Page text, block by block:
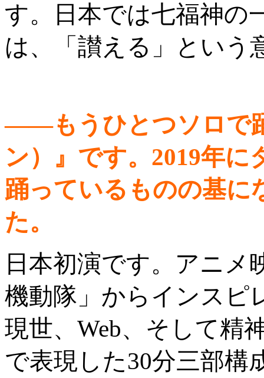
す。日本では七福神の
は、「讃える」という
――もうひとつソロで
ン）』です。2019年
踊っているものの基に
た。
日本初演です。アニメ
機動隊」からインスピ
現世、Web、そして精
で表現した30分三部構